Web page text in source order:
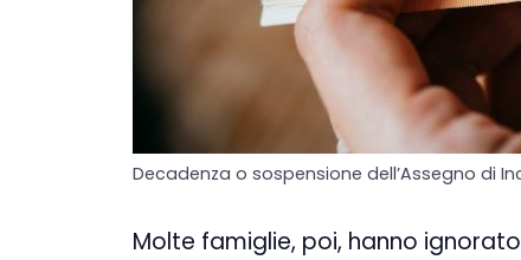
Decadenza o sospensione dell’Assegno di
Molte famiglie, poi, hanno